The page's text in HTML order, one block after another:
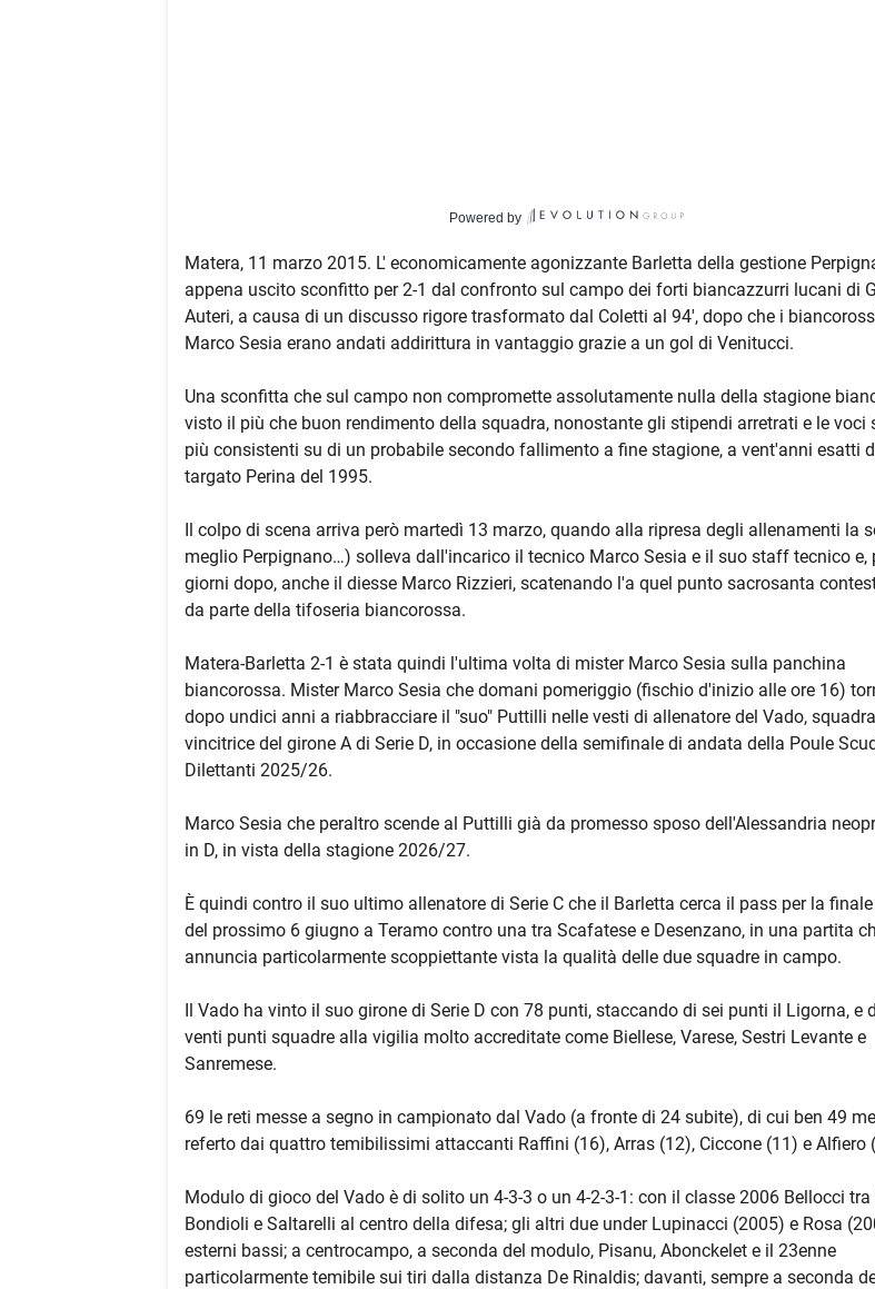
Powered by
Matera, 11 marzo 2015. L' economicamente agonizzante Barletta della gestione
appena uscito sconfitto per 2-1 dal confronto sul campo dei forti biancazzurri lucani di
Auteri, a causa di un discusso rigore trasformato dal Coletti al 94', dopo che i
Marco Sesia erano andati addirittura in vantaggio grazie a un gol di Venitucci.
Una sconfitta che sul campo non compromette assolutamente nulla della stagione
visto il più che buon rendimento della squadra, nonostante gli stipendi arretrati e le voci
più consistenti su di un probabile secondo fallimento a fine stagione, a vent'anni esatti
targato Perina del 1995.
Il colpo di scena arriva però martedì 13 marzo, quando alla ripresa degli allenamenti la
meglio Perpignano…) solleva dall'incarico il tecnico Marco Sesia e il suo staff tecnico e,
giorni dopo, anche il diesse Marco Rizzieri, scatenando l'a quel punto sacrosanta
da parte della tifoseria biancorossa.
Matera-Barletta 2-1 è stata quindi l'ultima volta di mister Marco Sesia sulla panchina
biancorossa. Mister Marco Sesia che domani pomeriggio (fischio d'inizio alle ore 16)
dopo undici anni a riabbracciare il "suo" Puttilli nelle vesti di allenatore del Vado, squadra
vincitrice del girone A di Serie D, in occasione della semifinale di andata della Poule
Dilettanti 2025/26.
Marco Sesia che peraltro scende al Puttilli già da promesso sposo dell'Alessandria
in D, in vista della stagione 2026/27.
È quindi contro il suo ultimo allenatore di Serie C che il Barletta cerca il pass per la
del prossimo 6 giugno a Teramo contro una tra Scafatese e Desenzano, in una partita
annuncia particolarmente scoppiettante vista la qualità delle due squadre in campo.
Il Vado ha vinto il suo girone di Serie D con 78 punti, staccando di sei punti il Ligorna, e
venti punti squadre alla vigilia molto accreditate come Biellese, Varese, Sestri Levante e
Sanremese.
69 le reti messe a segno in campionato dal Vado (a fronte di 24 subite), di cui ben 49
referto dai quattro temibilissimi attaccanti Raffini (16), Arras (12), Ciccone (11) e Alfiero
Modulo di gioco del Vado è di solito un 4-3-3 o un 4-2-3-1: con il classe 2006 Bellocci tra
Bondioli e Saltarelli al centro della difesa; gli altri due under Lupinacci (2005) e Rosa
esterni bassi; a centrocampo, a seconda del modulo, Pisanu, Abonckelet e il 23enne
particolarmente temibile sui tiri dalla distanza De Rinaldis; davanti, sempre a seconda